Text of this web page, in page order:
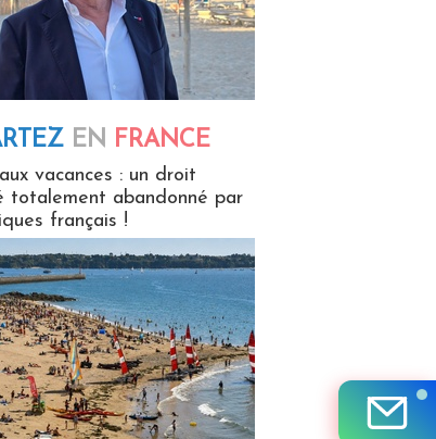
EN FRANCE
aux vacances : un droit
totalement abandonné par
français !